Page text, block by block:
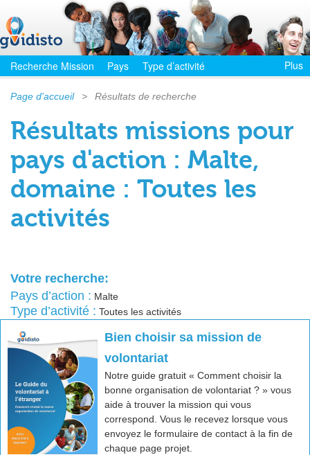
Recherche Mission Pays Type d’activité Plus
Page d'accueil > Résultats de recherche
Résultats missions pour
pays d'action : Malte,
domaine : Toutes les
activités
Votre recherche:
Pays d’action : Malte
Type d’activité : Toutes les activités
Bien choisir sa mission de
volontariat
Notre guide gratuit « Comment choisir la
bonne organisation de volontariat ? » vous
aide à trouver la mission qui vous
correspond. Vous le recevez lorsque vous
envoyez le formulaire de contact à la fin de
chaque page projet.